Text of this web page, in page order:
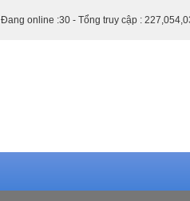
Đang online :30 - Tổng truy cập :